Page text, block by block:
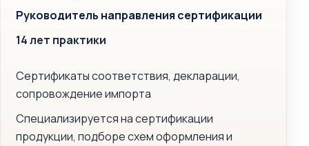
Руководитель направления сертификации
14 лет практики
Сертификаты соответствия, декларации,
сопровождение импорта
Специализируется на сертификации
продукции, подборе схем оформления и